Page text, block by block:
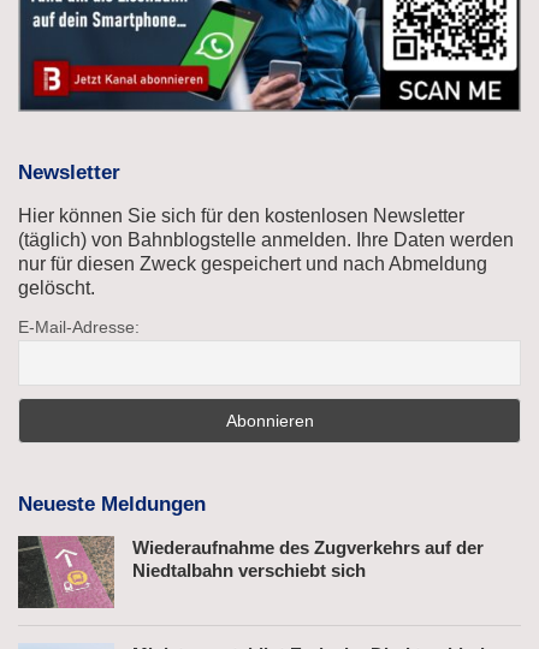
Newsletter
Hier können Sie sich für den kostenlosen Newsletter
(täglich) von Bahnblogstelle anmelden. Ihre Daten werden
nur für diesen Zweck gespeichert und nach Abmeldung
gelöscht.
E-Mail-Adresse:
Neueste Meldungen
Wiederaufnahme des Zugverkehrs auf der
Niedtalbahn verschiebt sich